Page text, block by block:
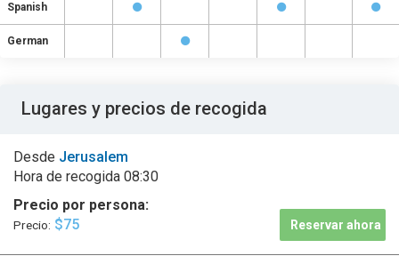
Spanish
German
Lugares y precios de recogida
Desde Jerusalem
Hora de recogida 08:30
Precio por persona:
Precio: $75 Reservar ahora